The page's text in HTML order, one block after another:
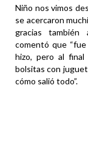
Niño nos vimos
se acercaron
gracias también
comentó que
hizo, pero al
bolsitas con
cómo salió todo”.